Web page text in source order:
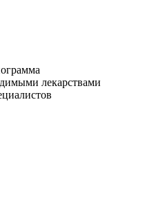
лекарствами